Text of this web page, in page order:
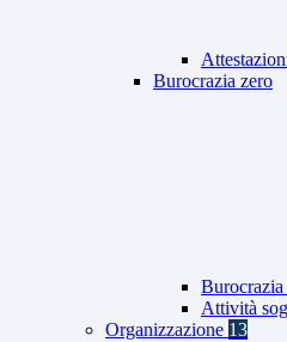
Burocrazia zero
Burocrazia
Attività
Organizzazione 13